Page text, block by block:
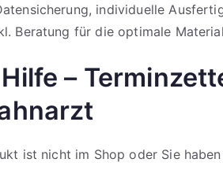
individuelle
Beratung für die optimale
–
ist nicht im Shop oder Sie